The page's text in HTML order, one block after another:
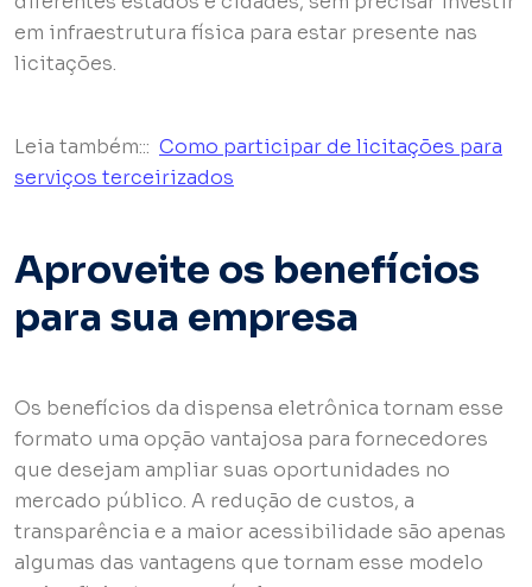
em infraestrutura física para estar presente nas
licitações.
Leia também::: Como participar de licitações para
serviços terceirizados
Aproveite os benefícios
para sua empresa
Os benefícios da dispensa eletrônica tornam esse
formato uma opção vantajosa para fornecedores
que desejam ampliar suas oportunidades no
mercado público. A redução de custos, a
transparência e a maior acessibilidade são apenas
algumas das vantagens que tornam esse modelo